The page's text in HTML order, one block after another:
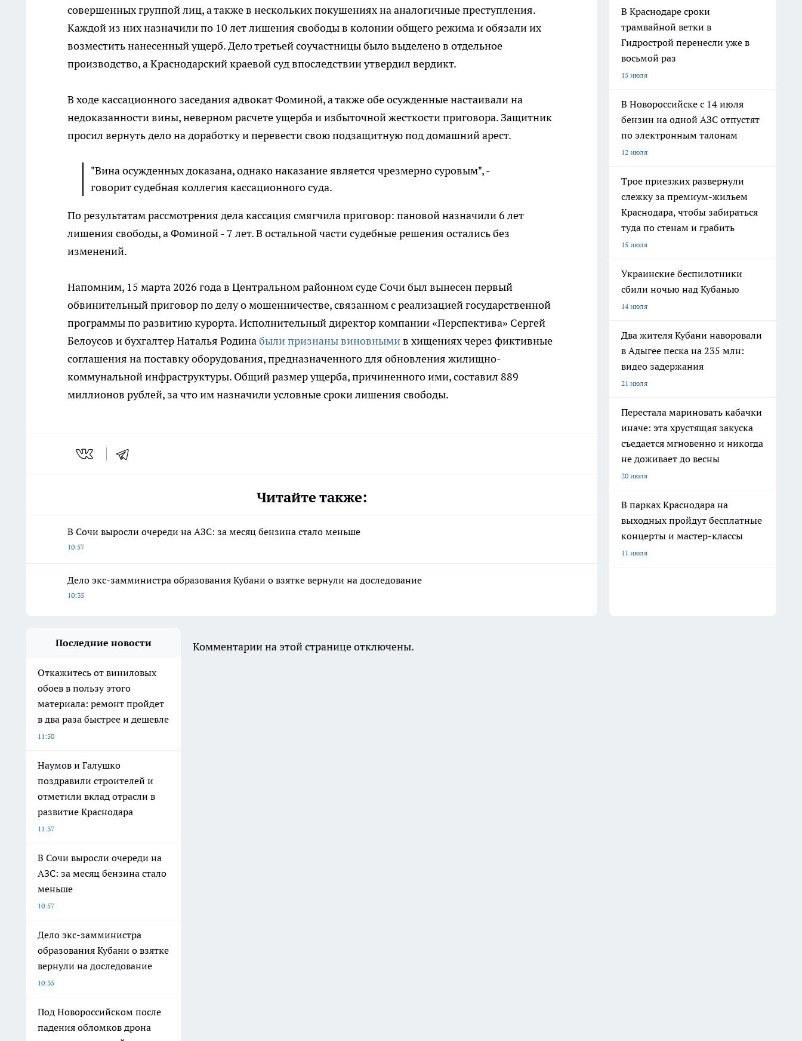
совершенных группой лиц, а также в нескольких покушениях на аналогичные преступления.
Каждой из них назначили по 10 лет лишения свободы в колонии общего режима и обязали их
возместить нанесенный ущерб. Дело третьей соучастницы было выделено в отдельное
производство, а Краснодарский краевой суд впоследствии утвердил вердикт.
В ходе кассационного заседания адвокат Фоминой, а также обе осужденные настаивали на
недоказанности вины, неверном расчете ущерба и избыточной жесткости приговора. Защитник
просил вернуть дело на доработку и перевести свою подзащитную под домашний арест.
"Вина осужденных доказана, однако наказание является чрезмерно суровым", -
говорит судебная коллегия кассационного суда.
По результатам рассмотрения дела кассация смягчила приговор: пановой назначили 6 лет
лишения свободы, а Фоминой - 7 лет. В остальной части судебные решения остались без
изменений.
Напомним, 15 марта 2026 года в Центральном районном суде Сочи был вынесен первый
обвинительный приговор по делу о мошенничестве, связанном с реализацией государственной
программы по развитию курорта. Исполнительный директор компании «Перспектива» Сергей
Белоусов и бухгалтер Наталья Родинабыли признаны виновнымив хищениях через фиктивные
соглашения на поставку оборудования, предназначенного для обновления жилищно-
коммунальной инфраструктуры. Общий размер ущерба, причиненного ими, составил 889
миллионов рублей, за что им назначили условные сроки лишения свободы.
Читайте также:
В Сочи выросли очереди на АЗС: за месяц бензина стало меньше
10:57
Дело экс-замминистра образования Кубани о взятке вернули на доследование
10:35
В Краснодаре сроки
трамвайной ветки в
Гидрострой перенесли уже в
восьмой раз
15 июля
В Новороссийске с 14 июля
бензин на одной АЗС отпустят
по электронным талонам
12 июля
Трое приезжих развернули
слежку за премиум-жильем
Краснодара, чтобы забираться
туда по стенам и грабить
15 июля
Украинские беспилотники
сбили ночью над Кубанью
14 июля
Два жителя Кубани наворовали
в Адыгее песка на 235 млн:
видео задержания
21 июля
Перестала мариновать кабачки
иначе: эта хрустящая закуска
съедается мгновенно и никогда
не доживает до весны
20 июля
В парках Краснодара на
выходных пройдут бесплатные
концерты и мастер-классы
11 июля
Последние новости
Откажитесь от виниловых
обоев в пользу этого
материала: ремонт пройдет
в два раза быстрее и дешевле
11:50
Наумов и Галушко
поздравили строителей и
отметили вклад отрасли в
развитие Краснодара
11:37
В Сочи выросли очереди на
АЗС: за месяц бензина стало
меньше
10:57
Дело экс-замминистра
образования Кубани о взятке
вернули на доследование
10:35
Под Новороссийском после
падения обломков дрона
Комментарии на этой странице отключены.